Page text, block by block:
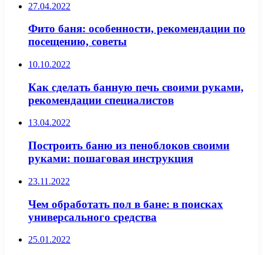
27.04.2022
Фито баня: особенности, рекомендации по
посещению, советы
10.10.2022
Как сделать банную печь своими руками,
рекомендации специалистов
13.04.2022
Построить баню из пеноблоков своими
руками: пошаговая инструкция
23.11.2022
Чем обработать пол в бане: в поисках
универсального средства
25.01.2022